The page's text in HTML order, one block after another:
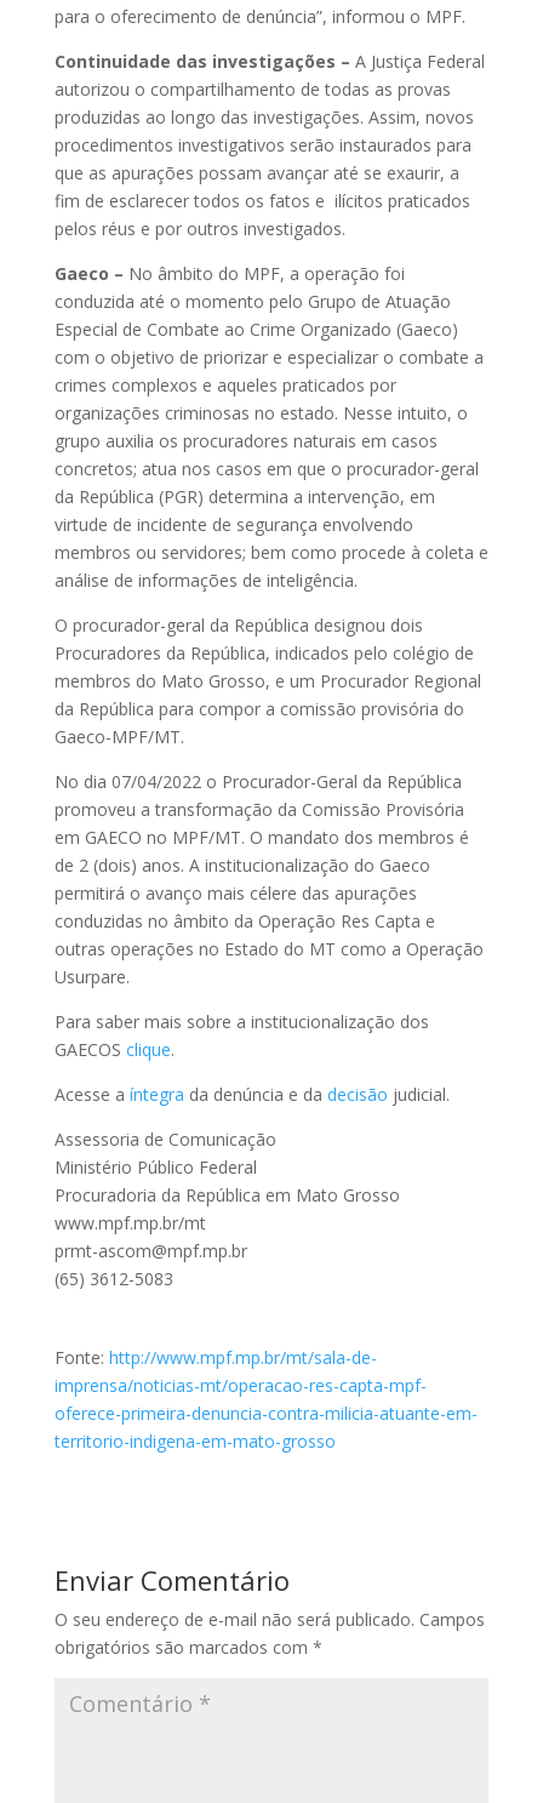
para o oferecimento de denúncia”, informou o MPF.
Continuidade das investigações – A Justiça Federal
autorizou o compartilhamento de todas as provas
produzidas ao longo das investigações. Assim, novos
procedimentos investigativos serão instaurados para
que as apurações possam avançar até se exaurir, a
fim de esclarecer todos os fatos e ilícitos praticados
pelos réus e por outros investigados.
Gaeco – No âmbito do MPF, a operação foi
conduzida até o momento pelo Grupo de Atuação
Especial de Combate ao Crime Organizado (Gaeco)
com o objetivo de priorizar e especializar o combate a
crimes complexos e aqueles praticados por
organizações criminosas no estado. Nesse intuito, o
grupo auxilia os procuradores naturais em casos
concretos; atua nos casos em que o procurador-geral
da República (PGR) determina a intervenção, em
virtude de incidente de segurança envolvendo
membros ou servidores; bem como procede à coleta e
análise de informações de inteligência.
O procurador-geral da República designou dois
Procuradores da República, indicados pelo colégio de
membros do Mato Grosso, e um Procurador Regional
da República para compor a comissão provisória do
Gaeco-MPF/MT.
No dia 07/04/2022 o Procurador-Geral da República
promoveu a transformação da Comissão Provisória
em GAECO no MPF/MT. O mandato dos membros é
de 2 (dois) anos. A institucionalização do Gaeco
permitirá o avanço mais célere das apurações
conduzidas no âmbito da Operação Res Capta e
outras operações no Estado do MT como a Operação
Usurpare.
Para saber mais sobre a institucionalização dos
GAECOS clique.
Acesse a íntegra da denúncia e da decisão judicial.
Assessoria de Comunicação
Ministério Público Federal
Procuradoria da República em Mato Grosso
www.mpf.mp.br/mt
prmt-ascom@mpf.mp.br
(65) 3612-5083
Fonte: http://www.mpf.mp.br/mt/sala-de-
imprensa/noticias-mt/operacao-res-capta-mpf-
oferece-primeira-denuncia-contra-milicia-atuante-em-
territorio-indigena-em-mato-grosso
Enviar Comentário
O seu endereço de e-mail não será publicado. Campos
obrigatórios são marcados com *